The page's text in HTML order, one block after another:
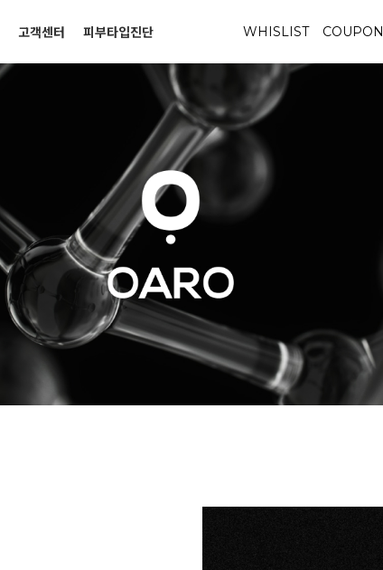
고객센터 피부타입진단 WHISLIST COUPON